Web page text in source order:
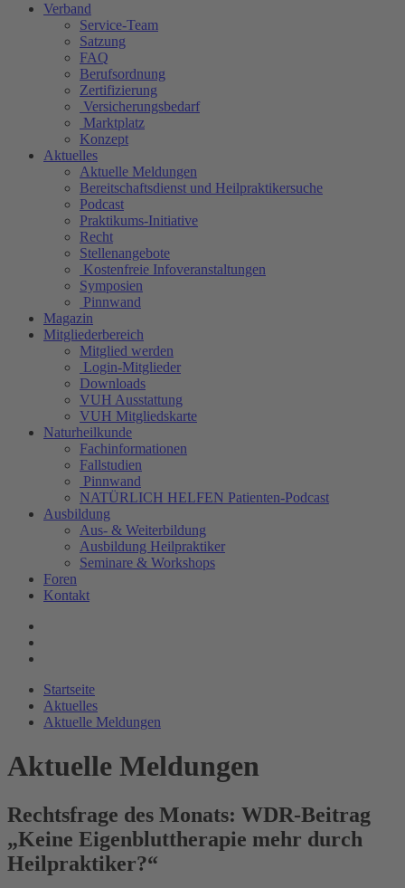
Verband
Service-Team
Satzung
FAQ
Berufsordnung
Zertifizierung
Versicherungsbedarf
Marktplatz
Konzept
Aktuelles
Aktuelle Meldungen
Bereitschaftsdienst und Heilpraktikersuche
Podcast
Praktikums-Initiative
Recht
Stellenangebote
Kostenfreie Infoveranstaltungen
Symposien
Pinnwand
Magazin
Mitgliederbereich
Mitglied werden
Login-Mitglieder
Downloads
VUH Ausstattung
VUH Mitgliedskarte
Naturheilkunde
Fachinformationen
Fallstudien
Pinnwand
NATÜRLICH HELFEN Patienten-Podcast
Ausbildung
Aus- & Weiterbildung
Ausbildung Heilpraktiker
Seminare & Workshops
Foren
Kontakt
Startseite
Aktuelles
Aktuelle Meldungen
Aktuelle Meldungen
Rechtsfrage des Monats: WDR-Beitrag
„Keine Eigenbluttherapie mehr durch
Heilpraktiker?“